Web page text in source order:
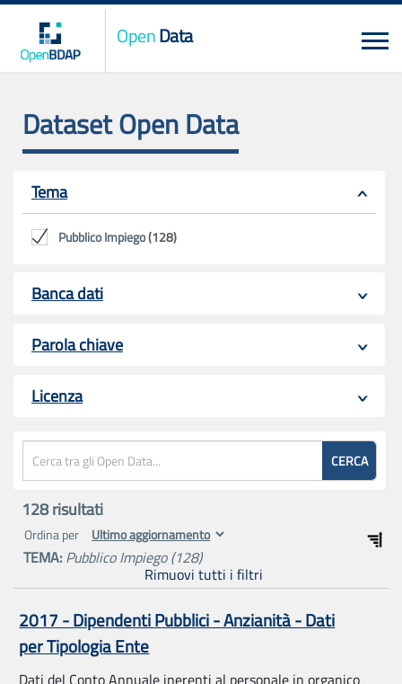
OpenData
Dataset Open Data
Tema
Pubblico Impiego(128)
Banca dati
Parola chiave
Licenza
CERCA
128risultati
Ordina per
TEMA: Pubblico Impiego(128)
Rimuovi tutti i filtri
2017 - Dipendenti Pubblici - Anzianità - Dati
per Tipologia Ente
Dati del Conto Annuale inerenti al personale in organico